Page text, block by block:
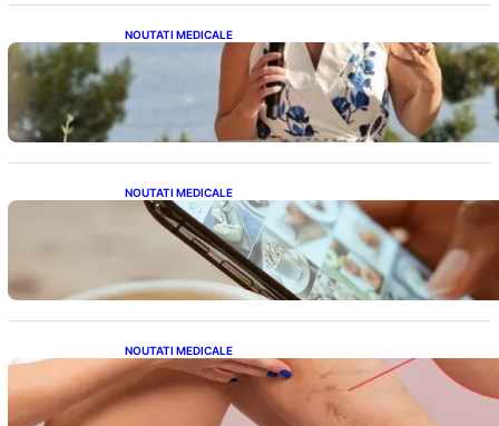
NOUTATI MEDICALE
Nașterea prințesei Eugenie la Lisabona: O
alegere plină de semnificație pentru familia
regală britanică
NOUTATI MEDICALE
Revoluția Bateriilor pentru Telefoane:
Avantaje, Provocări și Viitorul Tehnologiei
Energetice
NOUTATI MEDICALE
Varicele și Umflarea Picioarelor pe Caniculă:
Înțelegerea Simptomelor și Măsurilor de
Prevenție